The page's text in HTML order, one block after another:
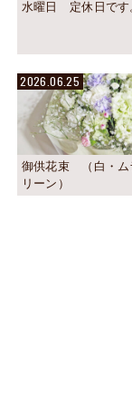
水曜日 定休日です
2026.06.25
御供花束 （白・ム
リーン）